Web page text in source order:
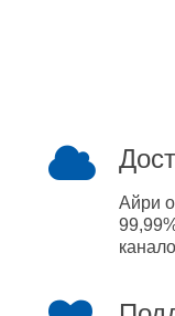
Айри